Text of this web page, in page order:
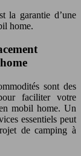
la garantie d’une
home.
sont des
faciliter votre
mobil home. Un
essentiels peut
de camping à